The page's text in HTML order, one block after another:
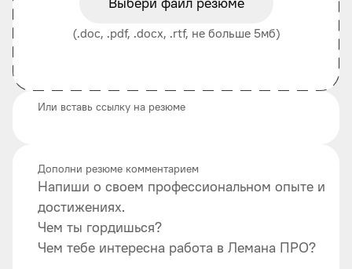
(.doc, .pdf, .docx, .rtf, не больше 5мб)
Или вставь ссылку на резюме
Напиши о своем профессиональном опыте и
достижениях.
Чем ты гордишься?
Чем тебе интересна работа в Лемана ПРО?
Дополни резюме комментарием